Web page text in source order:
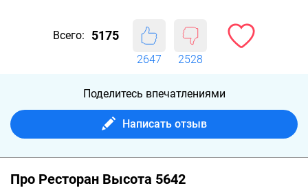
Всего: 5175
2647 2528
Поделитесь впечатлениями
Написать отзыв
Про Ресторан Высота 5642